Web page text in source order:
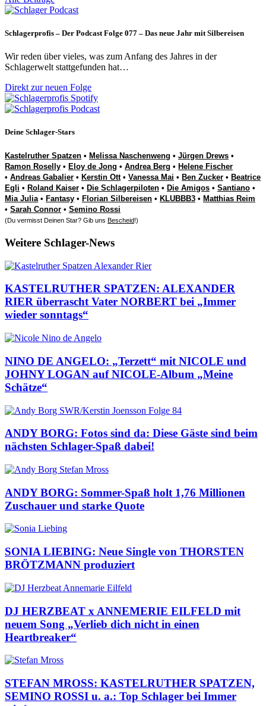
Schlagerprofis – Der Podcast Folge 077 – Das neue Jahr mit Silbereisen
Wir reden über vieles, was zum Anfang des Jahres in der
Schlagerwelt stattgefunden hat…
Direkt zur neuen Folge
Deine Schlager-Stars
Kastelruther Spatzen • Melissa Naschenweng • Jürgen Drews •
Ramon Roselly • Eloy de Jong • Andrea Berg • Helene Fischer
• Andreas Gabalier • Kerstin Ott• Vanessa Mai • Ben Zucker • Beatrice
Egli • Roland Kaiser • Die Schlagerpiloten • Die Amigos • Santiano •
Mia Julia• Fantasy • Florian Silbereisen • KLUBBB3 • Matthias Reim
• Sarah Connor • Semino Rossi
(Du vermisst Deinen Star? Gib uns Bescheid!)
Weitere Schlager-News
KASTELRUTHER SPATZEN: ALEXANDER
RIER überrascht Vater NORBERT bei „Immer
wieder sonntags“
NINO DE ANGELO: „Terzett“ mit NICOLE und
JOHNY LOGAN auf NICOLE-Album „Meine
Schätze“
ANDY BORG: Fotos sind da: Diese Gäste sind beim
nächsten Schlager-Spaß dabei!
ANDY BORG: Sommer-Spaß holt 1,76 Millionen
Zuschauer und starke Quote
SONIA LIEBING: Neue Single von THORSTEN
BRÖTZMANN produziert
DJ HERZBEAT x ANNEMERIE EILFELD mit
neuem Song „Verlieb dich nicht in einen
Heartbreaker“
STEFAN MROSS: KASTELRUTHER SPATZEN,
SEMINO ROSSI u. a.: Top Schlager bei Immer